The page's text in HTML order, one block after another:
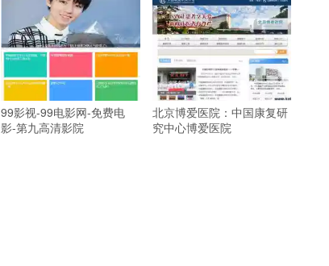
99影视-99电影网-免费电
影-第九高清影院
北京博爱医院：中国康复研
究中心博爱医院